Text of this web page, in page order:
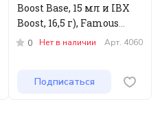
Boost Base, 15 мл и IBX
Boost, 16,5 г), Famous
Names
0 Нет в наличии Арт. 4060
Подписаться